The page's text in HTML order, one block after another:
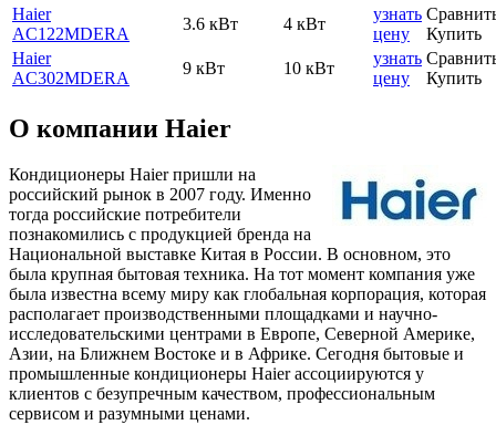
Haier
AC122MDERA
3.6 кВт 4 кВт
узнать
цену
Купить
Haier
AC302MDERA
9 кВт 10 кВт
узнать
цену
Купить
О компании Haier
Кондиционеры Haier пришли на
российский рынок в 2007 году. Именно
тогда российские потребители
познакомились с продукцией бренда на
Национальной выставке Китая в России. В основном, это
была крупная бытовая техника. На тот момент компания уже
была известна всему миру как глобальная корпорация, которая
располагает производственными площадками и научно-
исследовательскими центрами в Европе, Северной Америке,
Азии, на Ближнем Востоке и в Африке. Сегодня бытовые и
промышленные кондиционеры Haier ассоциируются у
клиентов с безупречным качеством, профессиональным
сервисом и разумными ценами.